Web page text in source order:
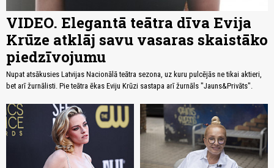
VIDEO. Elegantā teātra dīva Evija
Krūze atklāj savu vasaras skaistāko
piedzīvojumu
Nupat atsākusies Latvijas Nacionālā teātra sezona, uz kuru pulcējās ne tikai aktieri,
bet arī žurnālisti. Pie teātra ēkas Eviju Krūzi sastapa arī žurnāls "Jauns&Privāts".